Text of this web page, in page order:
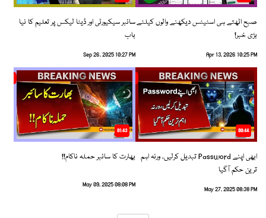
صبح اٹھتے ہی اسٹیٹس دیکھنے والوں کیلئے
بڑی خبر!
Apr 13, 2026 10:25 PM
سائبر سیکیورٹی اور ڈیٹا لیکس پر تعلیم کا نیا
باب
Sep 26, 2025 10:27 PM
00:44
ابھی اپنے Password تبدیل کرلیں، ورنہ اہم
ترین حکم آگیا
May 27, 2025 08:38 PM
01:43
بھارت کا سائبر حملہ ناکام!!
May 09, 2025 08:08 PM